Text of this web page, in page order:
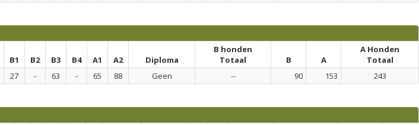
B1 B2 B3 B4 A1 A2 Diploma
B honden
Totaal
B A
A Honden
Totaal
27 - 63 - 65 88 Geen -- 90 153 243